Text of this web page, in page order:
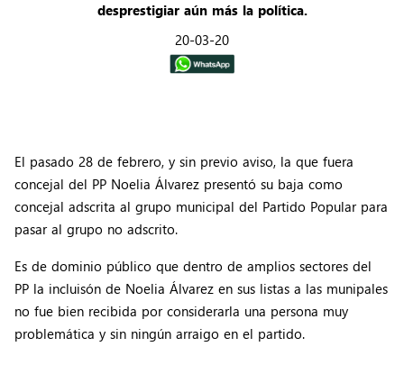
desprestigiar aún más la política.
20-03-20
El pasado 28 de febrero, y sin previo aviso, la que fuera
concejal del PP Noelia Álvarez presentó su baja como
concejal adscrita al grupo municipal del Partido Popular para
pasar al grupo no adscrito.
Es de dominio público que dentro de amplios sectores del
PP la incluisón de Noelia Álvarez en sus listas a las munipales
no fue bien recibida por considerarla una persona muy
problemática y sin ningún arraigo en el partido.